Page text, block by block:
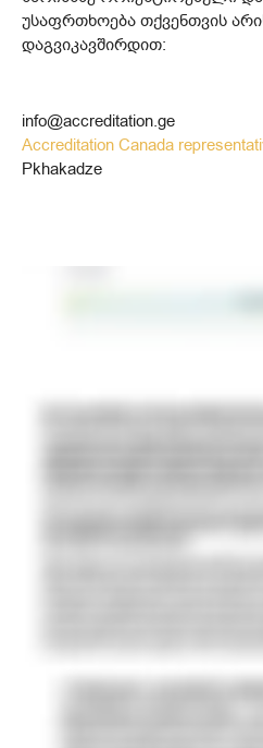
უსაფრთხოება თქვენთვის
დაგვიკავშირდით:
info@accreditation.ge
Accreditation Canada
Pkhakadze